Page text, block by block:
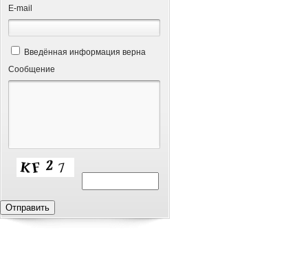
Е-mail
Введённая информация верна
Сообщение